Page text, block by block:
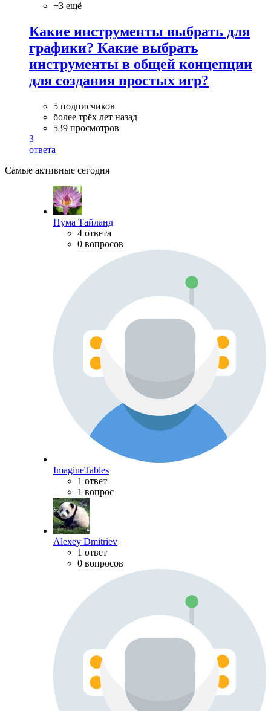
+3 ещё
Какие инструменты выбрать для
графики? Какие выбрать
инструменты в общей концепции
для создания простых игр?
5 подписчиков
более трёх лет назад
539 просмотров
3
ответа
Самые активные сегодня
Пума Тайланд
4 ответа
0 вопросов
ImagineTables
1 ответ
1 вопрос
Alexey Dmitriev
1 ответ
0 вопросов